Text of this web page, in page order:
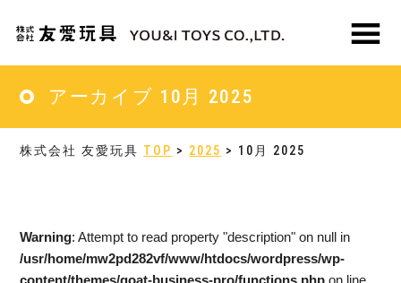
MENU
アーカイブ 10月 2025
株式会社 友愛玩具 TOP > 2025 > 10月 2025
Warning: Attempt to read property "description" on null in
/usr/home/mw2pd282vf/www/htdocs/wordpress/wp-